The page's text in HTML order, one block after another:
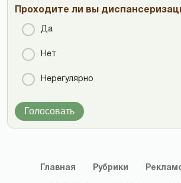
Проходите ли вы
Да
Нет
Нерегулярно
Голосовать
Главная Рубрики